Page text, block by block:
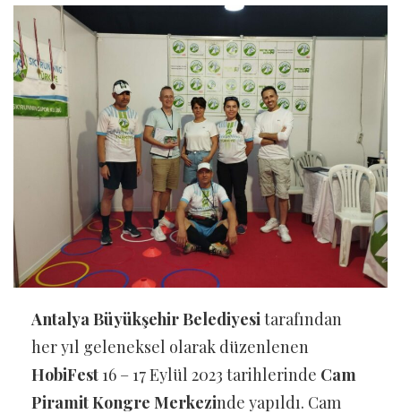
Antalya Büyükşehir Belediyesi tarafından
her yıl geleneksel olarak düzenlenen
HobiFest 16 – 17 Eylül 2023 tarihlerinde Cam
Piramit Kongre Merkezinde yapıldı. Cam